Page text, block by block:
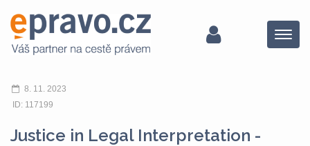
Menu
8. 11. 2023
ID: 117199
Justice in Legal Interpretation -